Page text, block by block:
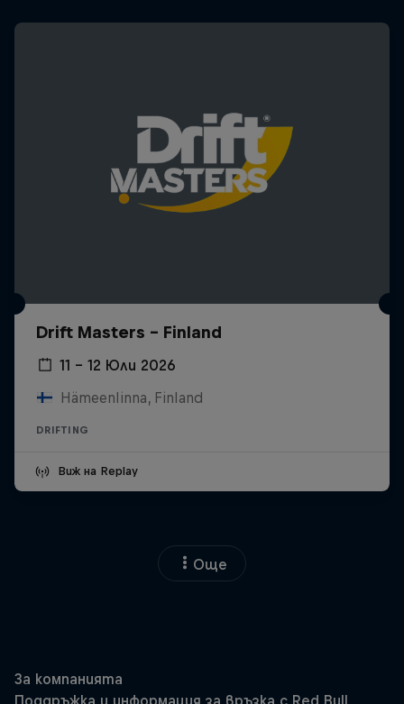
Drift Masters – Finland
11 – 12 Юли 2026
Hämeenlinna, Finland
DRIFTING
Виж на Replay
Още